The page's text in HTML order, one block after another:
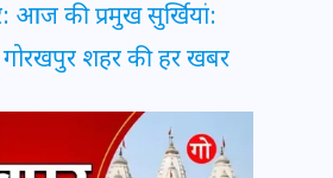
आज की प्रमुख सुर्खियां:
शहर की हर खबर